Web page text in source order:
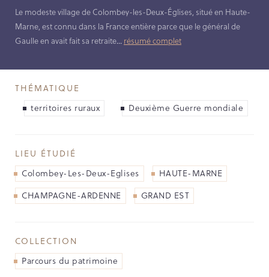
GÉNÉRAL
LES MÉTIERS DE L’INVENTAIRE
GÉNÉRAL
NOS PARTENAIRES
LES SOUTIENS ACCORDÉS PAR LA
RÉGION
Opérations
Publications
CLEFS DU PATRIMOINE
HORS COLLECTION
Le modeste village de Colombey-les-Deux-Églises, situé en Haute-
Marne, est connu dans la France entière parce que le général de
Gaulle en avait fait sa retraite... résumé complet
THÉMATIQUE
territoires ruraux
Deuxième Guerre mondiale
LIEU ÉTUDIÉ
Colombey-Les-Deux-Eglises
HAUTE-MARNE
CHAMPAGNE-ARDENNE
GRAND EST
COLLECTION
Parcours du patrimoine